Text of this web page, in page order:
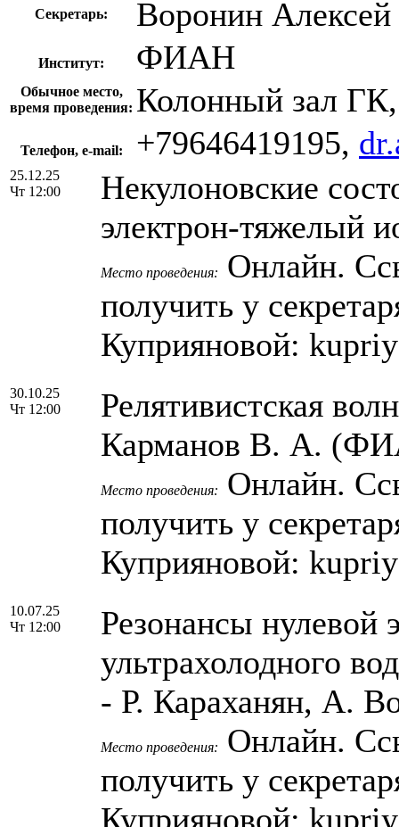
Секретарь: Воронин
Институт: ФИАН
Обычное место,
время проведения: Колонный зал ГК,
Телефон, e-mail: +79646419195,
25.12.25
Чт 12:00
Некулоновские
электрон-
Место проведения:
Онлайн.
получить у
Куприяновой:
30.10.25
Чт 12:00
Релятивистская
Карманов В. А.
Место проведения:
Онлайн.
получить у
Куприяновой:
10.07.25
Чт 12:00
Резонансы нулевой
ультрахолодного
- Р. Караханян, А.
Место проведения:
Онлайн.
получить у
Куприяновой: